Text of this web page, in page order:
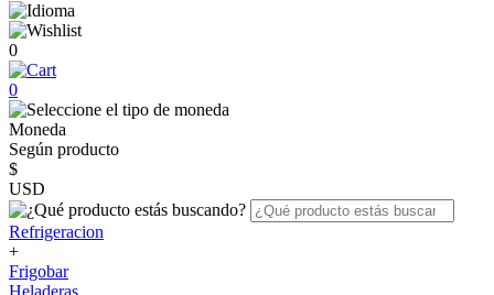
0
0
Moneda
Según producto
$
USD
Refrigeracion
+
Frigobar
Heladeras